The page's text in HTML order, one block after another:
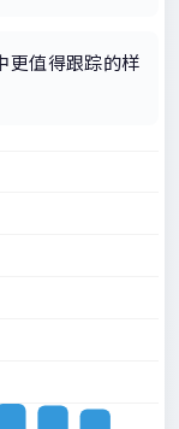
更值得跟踪的样